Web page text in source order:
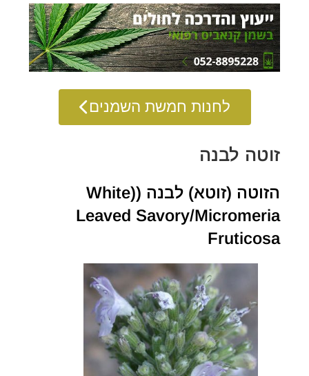
לחנות חמשת השמנים
זוטה לבנה
הזוטה (זוטא) לבנה ((White
Leaved Savory/Micromeria
Fruticosa